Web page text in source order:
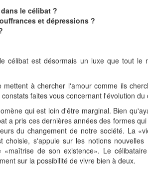
le célibat ?
et dépressions ?
célibat est désormais un luxe que tout le
mettent à chercher l'amour comme ils
faites vous concernant l'évolution du
qui est loin d'être marginal. Bien
a pris ces dernières années des formes
du changement de notre société. La
choisie, s'appuie sur les notions nouvelles
«maîtrise de son existence». Le
sur la possibilité de vivre bien à deux.